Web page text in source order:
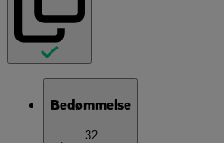
Bedømmelse
32